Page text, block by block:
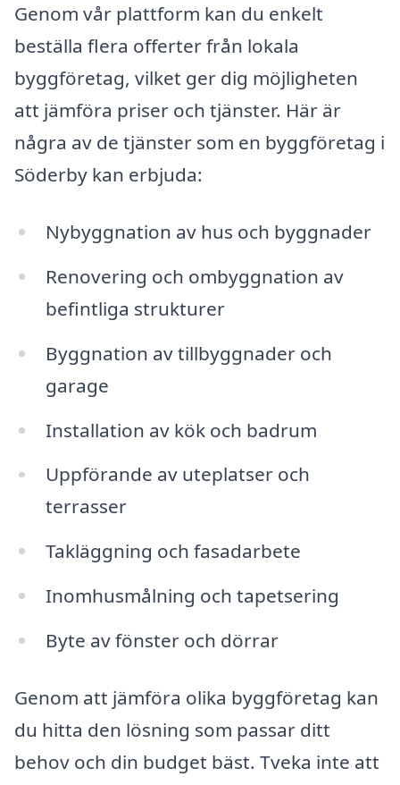
Genom vår plattform kan du enkelt
beställa flera offerter från lokala
byggföretag, vilket ger dig möjligheten
att jämföra priser och tjänster. Här är
några av de tjänster som en byggföretag i
Söderby kan erbjuda:
Nybyggnation av hus och byggnader
Renovering och ombyggnation av
befintliga strukturer
Byggnation av tillbyggnader och
garage
Installation av kök och badrum
Uppförande av uteplatser och
terrasser
Takläggning och fasadarbete
Inomhusmålning och tapetsering
Byte av fönster och dörrar
Genom att jämföra olika byggföretag kan
du hitta den lösning som passar ditt
behov och din budget bäst. Tveka inte att